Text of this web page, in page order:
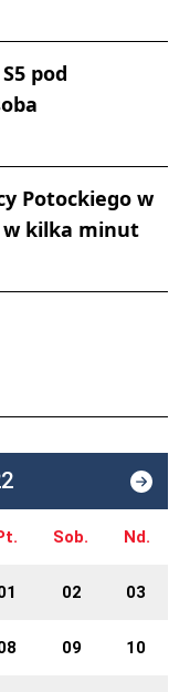
pod
Potockiego w
w kilka minut
Sob. Nd.
02 03
09 10